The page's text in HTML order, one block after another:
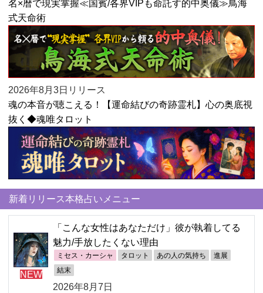
名×暦で現実掌握≪国賓/各界VIPも命託す的中奥儀≫鳥海
式天命術
2026年8月3日リリース
魂の本音が聴こえる！【運命結びの奇跡霊札】心の奥底視
抜く◆魂唯タロット
新着リリース本格占いメニュー
NEW
「こんな女性はあなただけ」彼が執着してる
魅力/手放したくない理由
ミセス・カーシャ タロット あの人の気持ち 進展
結末
2026年8月7日